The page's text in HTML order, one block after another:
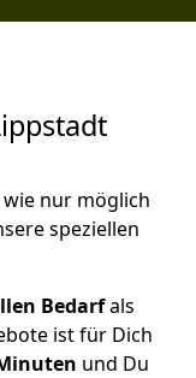
nur möglich
speziellen
Bedarfals
ist für Dich
und Du